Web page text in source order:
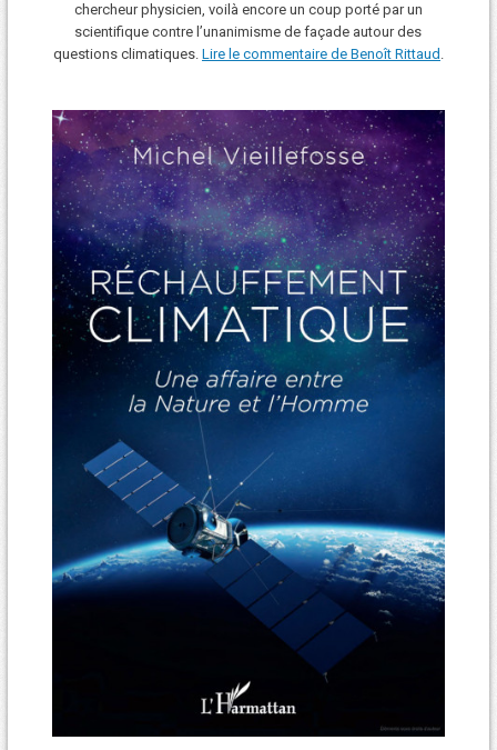
chercheur physicien, voilà encore un coup porté par un
scientifique contre l’unanimisme de façade autour des
questions climatiques. Lire le commentaire de Benoît Rittaud .